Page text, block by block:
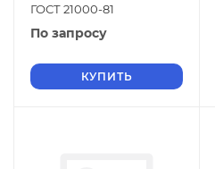
ГОСТ 21000-81
По запросу
КУПИТЬ